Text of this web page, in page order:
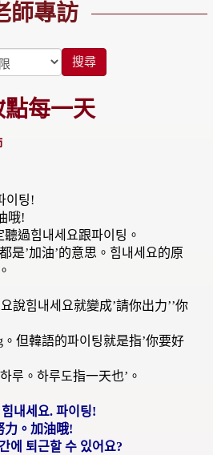
師專訪
搜尋
每一天
이팅!
哦!
過힘내세요跟파이팅。
是’加油’的意思。힘내세요的原
說힘내세요就變成’請你出力’’你
但韓語的파이팅就是指’你要好
루。하루도指一天也’。
내세요. 파이팅!
力。加油哦!
에 퇴근할 수 있어요?